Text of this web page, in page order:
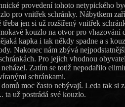
provedení tohoto netypického
pro vnitřek schránky. Nábytkem
třeba jen si už rozšířený vnitřek
kouzlo na otvor pro vhazování
kapka i tak někdy spadne a s
Nakonec nám zbývá
Pro jejich vhodnou
Zatím se totiž nepodařilo
schránkami.
moc často nebývají. Leda tak si
ta už postrádá své kouzlo.